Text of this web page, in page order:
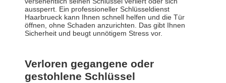
aussperrt. Ein professioneller Schlüsseldienst
Haarbrueck kann Ihnen schnell helfen und die Tür
öffnen, ohne Schaden anzurichten. Das gibt Ihnen
Sicherheit und beugt unnötigem Stress vor.
Verloren gegangene oder
gestohlene Schlüssel